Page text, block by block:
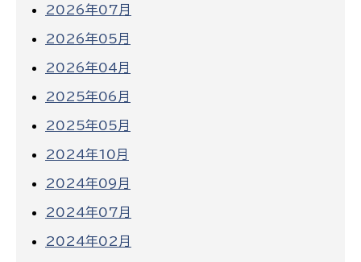
2026年07月
2026年05月
2026年04月
2025年06月
2025年05月
2024年10月
2024年09月
2024年07月
2024年02月